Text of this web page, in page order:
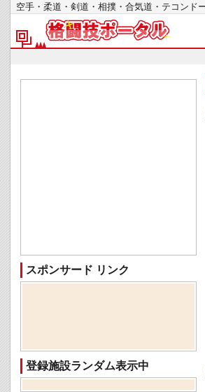
空手・柔道・剣道・相撲・合気道・テコ
スポンサード リンク
登録施設ランダム表示中